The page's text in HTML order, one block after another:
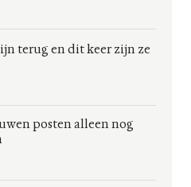
terug en dit keer zijn ze
posten alleen nog